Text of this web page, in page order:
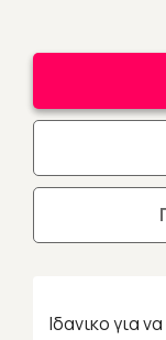
Ιδανικο για